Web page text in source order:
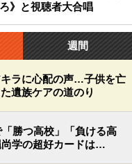
》と視聴者大合唱
週間
ラに心配の声…子供を亡
遺族ケアの道のり
「勝つ高校」「負ける高
学の超好カードは…